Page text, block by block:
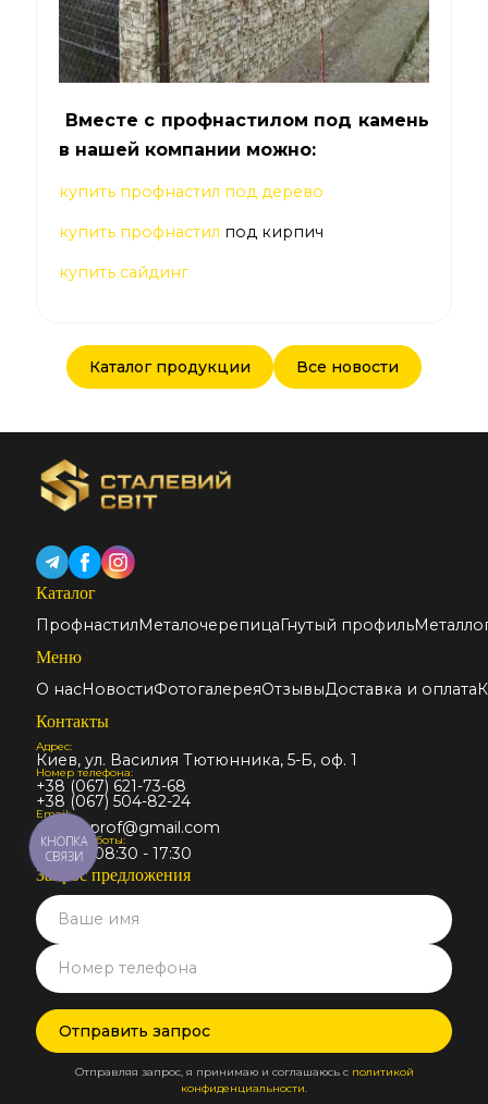
Вместе с профнастилом под камень
в нашей компании можно:
купить профнастил под дерево
купить профнастил под кирпич
купить сайдинг
Каталог продукции Все новости
Каталог
ПрофнастилМеталочерепицаГнутый профиль
Меню
О насНовостиФотогалереяОтзывыДоставка и оплата
Контакты
Адрес:
Киев, ул. Василия Тютюнника, 5-Б, оф. 1
Номер телефона:
+38 (067) 621-73-68
+38 (067) 504-82-24
Email:
stalmir.prof@gmail.com
График работы:
Пн-Пт: 08:30 - 17:30
Запрос предложения
Отправляя запрос, я принимаю и соглашаюсь с политикой
конфиденциальности.
КНОПКА
СВЯЗИ